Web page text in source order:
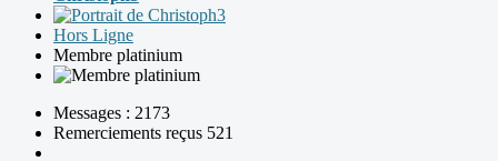
Hors Ligne
Membre platinium
Messages : 2173
Remerciements reçus 521